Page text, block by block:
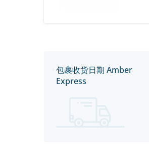
包裹收货日期 Amber
Express